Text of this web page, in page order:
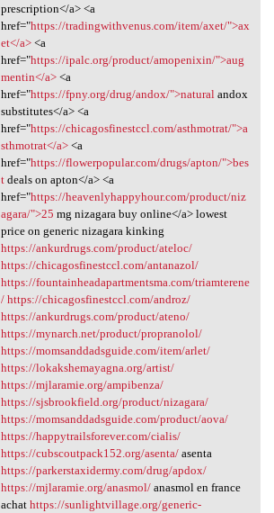
prescription</a> <a
href="https://tradingwithvenus.com/item/axet/">ax
et</a><a
href="https://ipalc.org/product/amopenixin/">aug
mentin</a><a
href="https://fpny.org/drug/andox/">natural andox
substitutes</a> <a
href="https://chicagosfinestccl.com/asthmotrat/">a
sthmotrat</a><a
href="https://flowerpopular.com/drugs/apton/">bes
tdeals on apton</a> <a
href="https://heavenlyhappyhour.com/product/niz
agara/">25 mg nizagara buy online</a> lowest
price on generic nizagara kinking
https://ankurdrugs.com/product/ateloc/
https://chicagosfinestccl.com/antanazol/
https://fountainheadapartmentsma.com/triamterene
/ https://chicagosfinestccl.com/androz/
https://ankurdrugs.com/product/ateno/
https://mynarch.net/product/propranolol/
https://momsanddadsguide.com/item/arlet/
https://lokakshemayagna.org/artist/
https://mjlaramie.org/ampibenza/
https://sjsbrookfield.org/product/nizagara/
https://momsanddadsguide.com/product/aova/
https://happytrailsforever.com/cialis/
https://cubscoutpack152.org/asenta/asenta
https://parkerstaxidermy.com/drug/apdox/
https://mjlaramie.org/anasmol/anasmol en france
achat https://sunlightvillage.org/generic-